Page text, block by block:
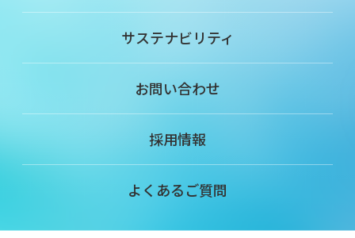
サステナビリティ
お問い合わせ
採用情報
よくあるご質問